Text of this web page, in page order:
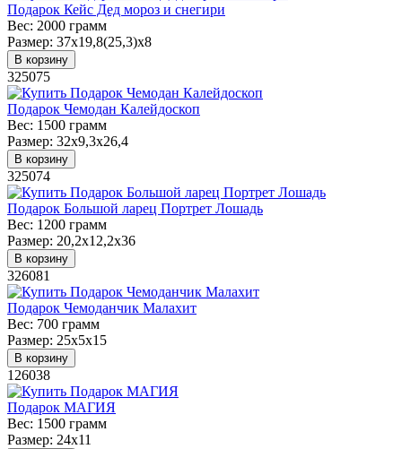
Подарок Кейс Дед мороз и снегири
Вес: 2000 грамм
Размер: 37х19,8(25,3)х8
В корзину
325075
Подарок Чемодан Калейдоскоп
Вес: 1500 грамм
Размер: 32х9,3х26,4
В корзину
325074
Подарок Большой ларец Портрет Лошадь
Вес: 1200 грамм
Размер: 20,2х12,2х36
В корзину
326081
Подарок Чемоданчик Малахит
Вес: 700 грамм
Размер: 25х5х15
В корзину
126038
Подарок МАГИЯ
Вес: 1500 грамм
Размер: 24х11